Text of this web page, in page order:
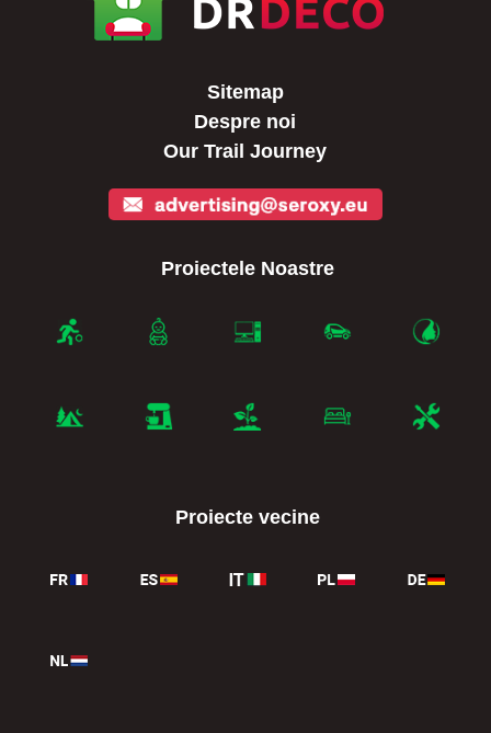
Sitemap
Despre noi
Our Trail Journey
Proiectele Noastre
Proiecte vecine